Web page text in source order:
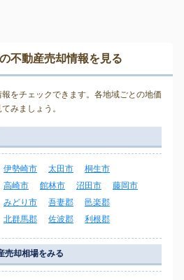
不動産売却情報を見る
をチェックできます。各地域ごとの地価
みましょう。
伊勢崎市 太田市
桐生市
高崎市 館林市 沼田市
藤岡市
みどり市 吾妻郡
邑楽郡
北群馬郡 佐波郡 利根郡
売却相場をみる